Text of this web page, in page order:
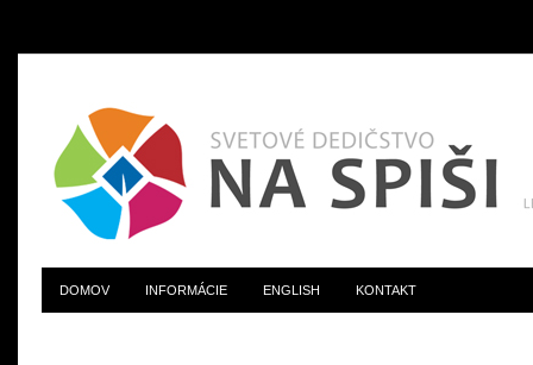
DOMOV INFORMÁCIE ENGLISH KONTAKT